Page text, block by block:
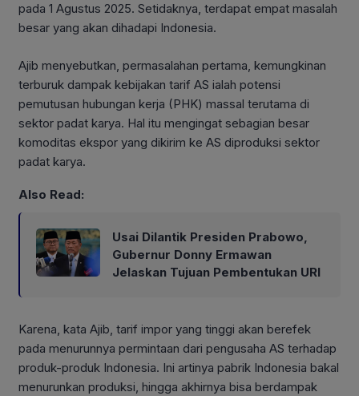
pada 1 Agustus 2025. Setidaknya, terdapat empat masalah
besar yang akan dihadapi Indonesia.
Ajib menyebutkan, permasalahan pertama, kemungkinan
terburuk dampak kebijakan tarif AS ialah potensi
pemutusan hubungan kerja (PHK) massal terutama di
sektor padat karya. Hal itu mengingat sebagian besar
komoditas ekspor yang dikirim ke AS diproduksi sektor
padat karya.
Also Read:
Usai Dilantik Presiden Prabowo,
Gubernur Donny Ermawan
Jelaskan Tujuan Pembentukan URI
Karena, kata Ajib, tarif impor yang tinggi akan berefek
pada menurunnya permintaan dari pengusaha AS terhadap
produk-produk Indonesia. Ini artinya pabrik Indonesia bakal
menurunkan produksi, hingga akhirnya bisa berdampak